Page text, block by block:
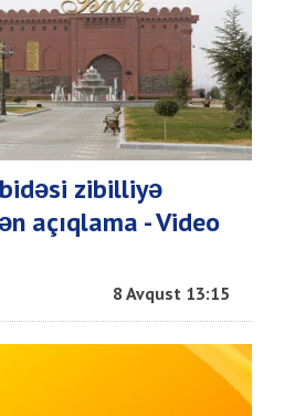
zibilliyə
açıqlama - Video
8 Avqust 13:15